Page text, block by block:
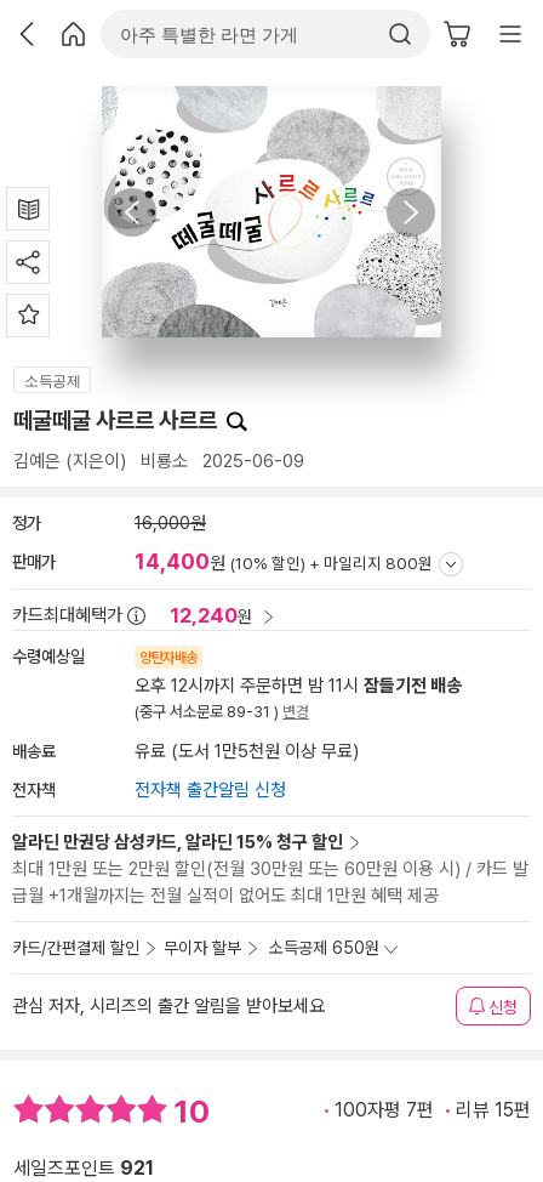
소득공제
떼굴떼굴 사르르 사르르
김예은 (지은이) 비룡소 2025-06-09
정가 16,000원
판매가 14,400원 (10% 할인) + 마일리지 800원
카드최대혜택가 12,240원
수령예상일 양탄자배송
오후 12시까지 주문하면 밤 11시 잠들기전 배송
(중구 서소문로 89-31 ) 변경
배송료 유료 (도서 1만5천원 이상 무료)
전자책 전자책 출간알림 신청
알라딘 만권당 삼성카드, 알라딘 15% 청구 할인
최대 1만원 또는 2만원 할인(전월 30만원 또는 60만원 이용 시) / 카드 발
급월 +1개월까지는 전월 실적이 없어도 최대 1만원 혜택 제공
카드/간편결제 할인 무이자 할부 소득공제 650원
관심 저자, 시리즈의 출간 알림을 받아보세요 신청
10 100자평 7편 리뷰 15편
세일즈포인트 921